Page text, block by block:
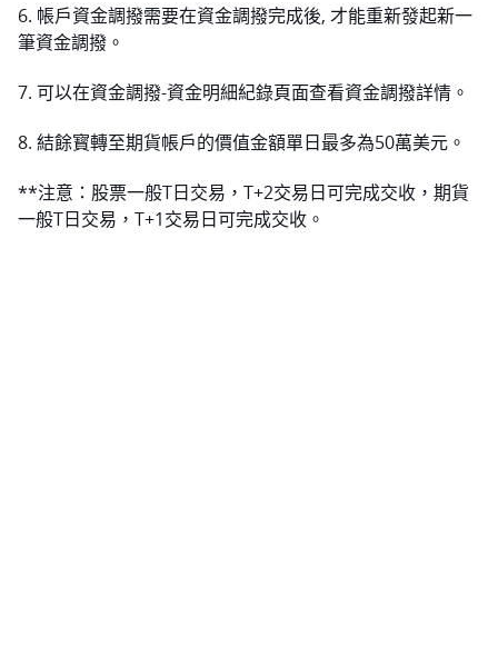
6. 帳戶資金調撥需要在資金調撥完成後, 才能重新發起新一
筆資金調撥。
7. 可以在資金調撥-資金明細紀錄頁面查看資金調撥詳情。
8. 結餘寳轉至期貨帳戶的價值金額單日最多為50萬美元。
**注意：股票一般T日交易，T+2交易日可完成交收，期貨
一般T日交易，T+1交易日可完成交收。